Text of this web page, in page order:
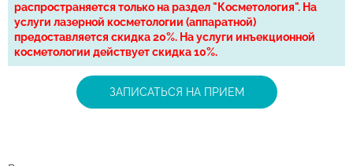
распространяется только на раздел "Косметология". На
услуги лазерной косметологии (аппаратной)
предоставляется скидка 20%. На услуги инъекционной
косметологии действует скидка 10%.
ЗАПИСАТЬСЯ НА ПРИЕМ